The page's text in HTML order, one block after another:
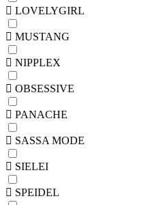
LOVELYGIRL
MUSTANG
NIPPLEX
OBSESSIVE
PANACHE
SASSA MODE
SIELEI
SPEIDEL